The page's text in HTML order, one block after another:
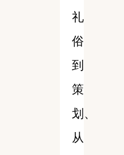
礼
俗
到
策
划、
从